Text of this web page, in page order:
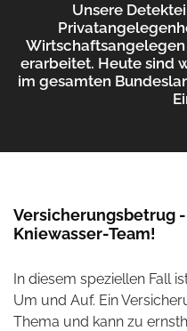
Unsere
erarbeitet. Heute sind
im gesamten
Versicherungsbetrug
Kniewasser-Team!
In diesem speziellen Fall
Um und Auf. Ein
Thema und kann zu